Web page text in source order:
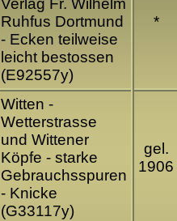
Verlag Fr. Wilhelm
Ruhfus Dortmund
- Ecken teilweise
leicht bestossen
(E92557y)
*
Witten -
Wetterstrasse
und Wittener
Köpfe - starke
Gebrauchsspuren
- Knicke
(G33117y)
gel.
1906